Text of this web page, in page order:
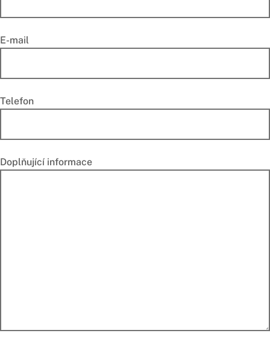
E-mail
Telefon
Doplňující informace